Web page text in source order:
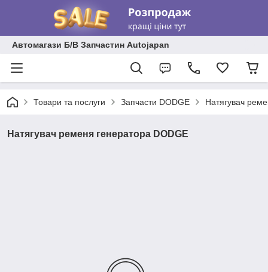
Автомагази Б/В Запчастин Autojapan
Товари та послуги Запчасти DODGE Натягувач
Натягувач ременя генератора DODGE